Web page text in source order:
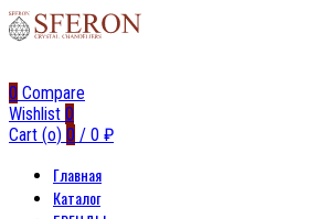
0 Compare
Wishlist 0
Cart (o) 0 / 0 ₽
Главная
Каталог